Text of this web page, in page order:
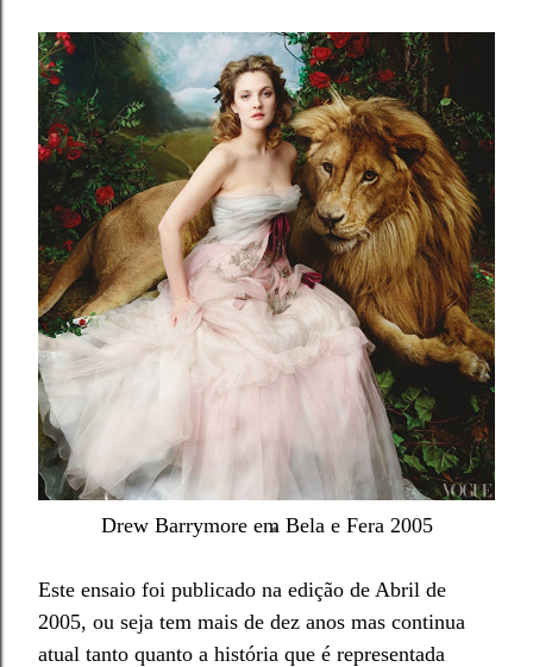
Drew Barrymore em Bela e Fera 2005
Este ensaio foi publicado na edição de Abril de
2005, ou seja tem mais de dez anos mas continua
atual tanto quanto a história que é representada